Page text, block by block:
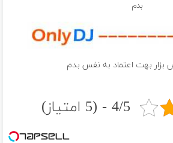
بدم
بزار بهت اعتماد به نفس بدم
4/5 - (5 امتیاز)